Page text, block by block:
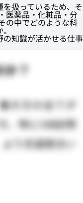
扱っているため、そ
医薬品・化粧品・分
の中でどのような科
。
知識が活かせる仕事